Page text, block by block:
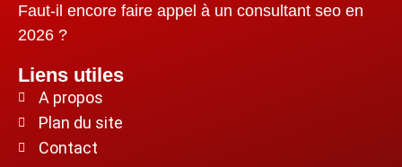
Faut-il encore faire appel à un consultant seo en
2026 ?
Liens utiles
A propos
Plan du site
Contact